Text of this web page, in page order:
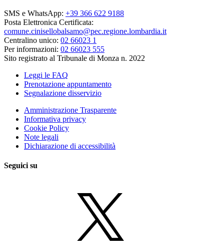
SMS e WhatsApp: +39 366 622 9188
Posta Elettronica Certificata:
comune.cinisellobalsamo@pec.regione.lombardia.it
Centralino unico: 02 66023 1
Per informazioni: 02 66023 555
Sito registrato al Tribunale di Monza n. 2022
Leggi le FAQ
Prenotazione appuntamento
Segnalazione disservizio
Amministrazione Trasparente
Informativa privacy
Cookie Policy
Note legali
Dichiarazione di accessibilità
Seguici su